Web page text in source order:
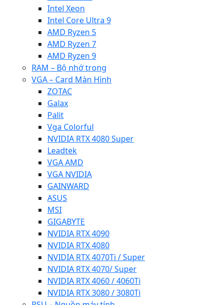
Intel Xeon
Intel Core Ultra 9
AMD Ryzen 5
AMD Ryzen 7
AMD Ryzen 9
RAM – Bộ nhớ trong
VGA – Card Màn Hình
ZOTAC
Galax
Palit
Vga Colorful
NVIDIA RTX 4080 Super
Leadtek
VGA AMD
VGA NVIDIA
GAINWARD
ASUS
MSI
GIGABYTE
NVIDIA RTX 4090
NVIDIA RTX 4080
NVIDIA RTX 4070Ti / Super
NVIDIA RTX 4070/ Super
NVIDIA RTX 4060 / 4060Ti
NVIDIA RTX 3080 / 3080Ti